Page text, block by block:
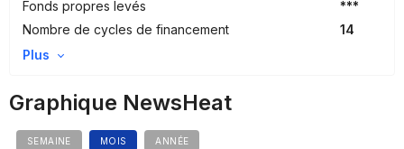
Fonds propres levés
***
Nombre de cycles de financement
14
Plus
Graphique NewsHeat
SEMAINE MOIS ANNÉE